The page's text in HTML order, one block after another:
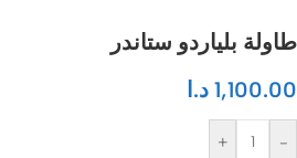
طاولة بلياردو ستاندر
1,100.00 د.ا
-
+